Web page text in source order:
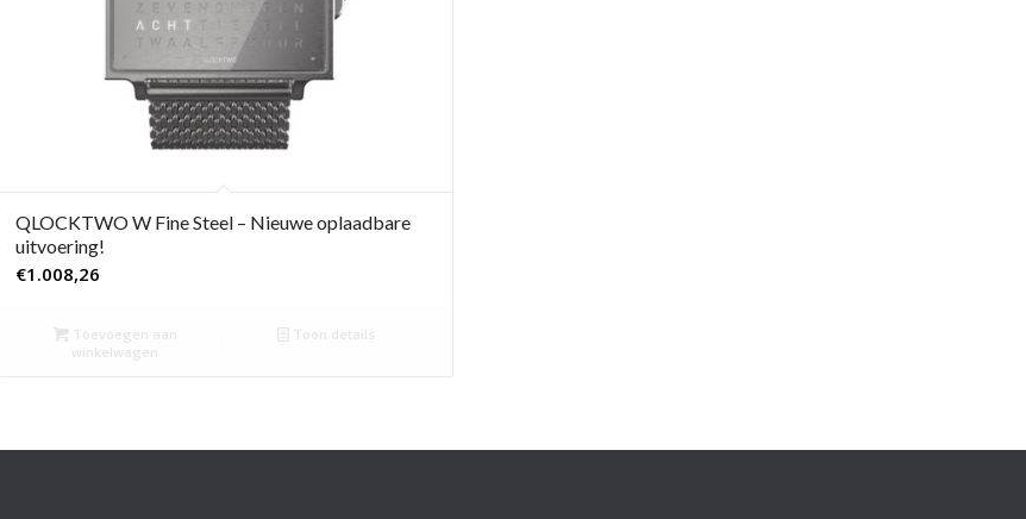
QLOCKTWO W Fine Steel – Nieuwe oplaadbare
uitvoering!
€1.008,26
Toevoegen aan
winkelwagen
Toon details